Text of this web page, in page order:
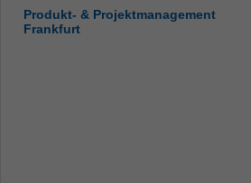
Produkt- & Projektmanagement
Frankfurt